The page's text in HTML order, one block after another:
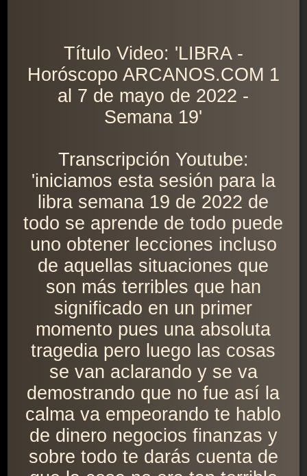
Título Video: 'LIBRA -
Horóscopo ARCANOS.COM 1
al 7 de mayo de 2022 -
Semana 19'
Transcripción Youtube:
'iniciamos esta sesión para la
libra semana 19 de 2022 de
todo se aprende de todo puede
uno obtener lecciones incluso
de aquellas situaciones que
son más terribles que han
significado en un primer
momento pues una absoluta
tragedia pero luego las cosas
se van aclarando y se va
demostrando que no fue así la
calma va empeorando te hablo
de dinero negocios finanzas y
sobre todo te darás cuenta de